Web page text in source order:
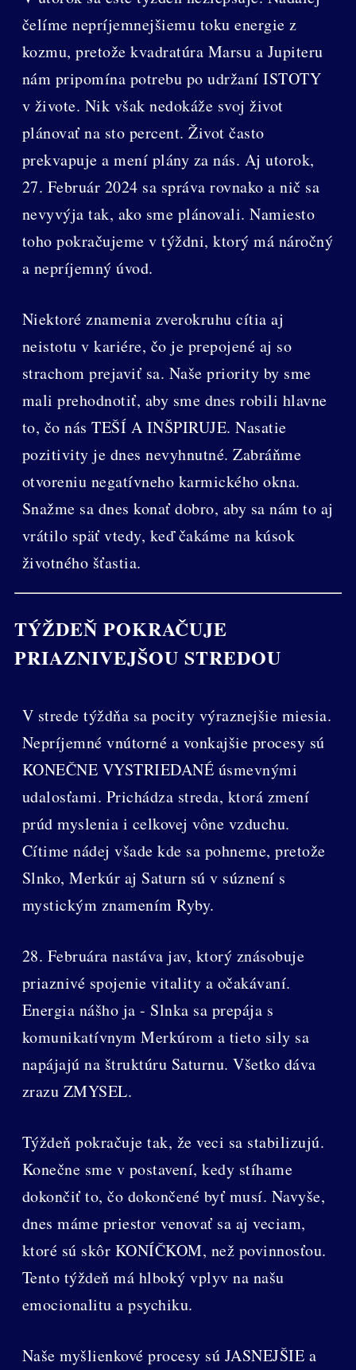
čelíme nepríjemnejšiemu toku energie z
kozmu, pretože kvadratúra Marsu a Jupiteru
nám pripomína potrebu po udržaní ISTOTY
v živote. Nik však nedokáže svoj život
plánovať na sto percent. Život často
prekvapuje a mení plány za nás. Aj utorok,
27. Február 2024 sa správa rovnako a nič sa
nevyvýja tak, ako sme plánovali. Namiesto
toho pokračujeme v týždni, ktorý má náročný
a nepríjemný úvod.
Niektoré znamenia zverokruhu cítia aj
neistotu v kariére, čo je prepojené aj so
strachom prejaviť sa. Naše priority by sme
mali prehodnotiť, aby sme dnes robili hlavne
to, čo nás TEŠÍ A INŠPIRUJE. Nasatie
pozitivity je dnes nevyhnutné. Zabráňme
otvoreniu negatívneho karmického okna.
Snažme sa dnes konať dobro, aby sa nám to aj
vrátilo späť vtedy, keď čakáme na kúsok
životného šťastia.
TÝŽDEŇ POKRAČUJE
PRIAZNIVEJŠOU STREDOU
V strede týždňa sa pocity výraznejšie miesia.
Nepríjemné vnútorné a vonkajšie procesy sú
KONEČNE VYSTRIEDANÉ úsmevnými
udalosťami. Prichádza streda, ktorá zmení
prúd myslenia i celkovej vône vzduchu.
Cítime nádej všade kde sa pohneme, pretože
Slnko, Merkúr aj Saturn sú v súznení s
mystickým znamením Ryby.
28. Februára nastáva jav, ktorý znásobuje
priaznivé spojenie vitality a očakávaní.
Energia nášho ja - Slnka sa prepája s
komunikatívnym Merkúrom a tieto sily sa
napájajú na štruktúru Saturnu. Všetko dáva
zrazu ZMYSEL.
Týždeň pokračuje tak, že veci sa stabilizujú.
Konečne sme v postavení, kedy stíhame
dokončiť to, čo dokončené byť musí. Navyše,
dnes máme priestor venovať sa aj veciam,
ktoré sú skôr KONÍČKOM, než povinnosťou.
Tento týždeň má hlboký vplyv na našu
emocionalitu a psychiku.
Naše myšlienkové procesy sú JASNEJŠIE a